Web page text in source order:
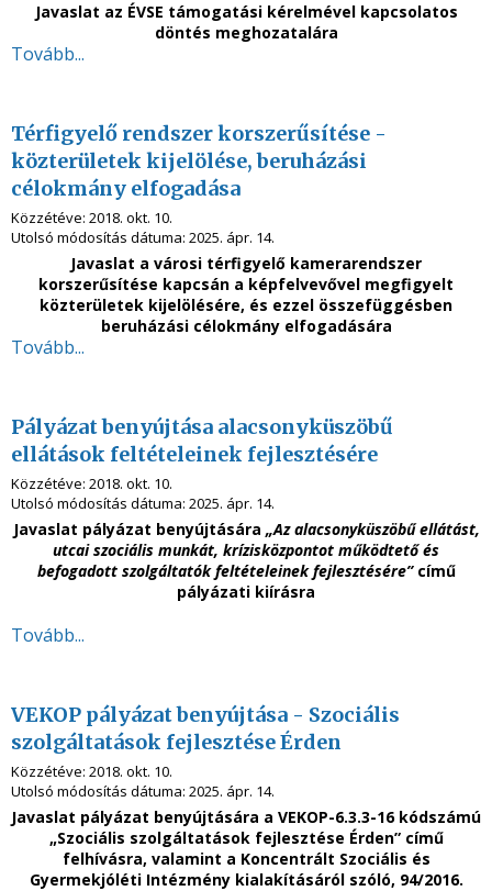
Javaslat az ÉVSE támogatási kérelmével kapcsolatos
döntés meghozatalára
Tovább...
Térfigyelő rendszer korszerűsítése -
közterületek kijelölése, beruházási
célokmány elfogadása
Közzétéve: 2018. okt. 10.
Utolsó módosítás dátuma: 2025. ápr. 14.
Javaslat a városi térfigyelő kamerarendszer
korszerűsítése kapcsán a képfelvevővel megfigyelt
közterületek kijelölésére, és ezzel összefüggésben
beruházási célokmány elfogadására
Tovább...
Pályázat benyújtása alacsonyküszöbű
ellátások feltételeinek fejlesztésére
Közzétéve: 2018. okt. 10.
Utolsó módosítás dátuma: 2025. ápr. 14.
Javaslat pályázat benyújtására „Az alacsonyküszöbű ellátást,
utcai szociális munkát, krízisközpontot működtető és
befogadott szolgáltatók feltételeinek fejlesztésére” című
pályázati kiírásra
Tovább...
VEKOP pályázat benyújtása - Szociális
szolgáltatások fejlesztése Érden
Közzétéve: 2018. okt. 10.
Utolsó módosítás dátuma: 2025. ápr. 14.
Javaslat pályázat benyújtására a VEKOP-6.3.3-16 kódszámú
„Szociális szolgáltatások fejlesztése Érden” című
felhívásra, valamint a Koncentrált Szociális és
Gyermekjóléti Intézmény kialakításáról szóló, 94/2016.